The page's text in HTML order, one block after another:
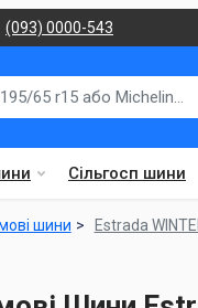
(093) 0000-543
Сільгосп шини
шини Estrada